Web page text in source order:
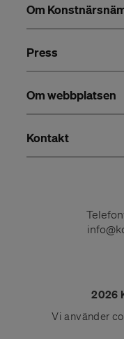
Om
Press
Om webbplatsen
Kontakt
2026
Vi använder